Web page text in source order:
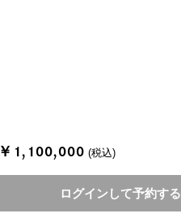
￥1,100,000 (税込)
ログインして予約する